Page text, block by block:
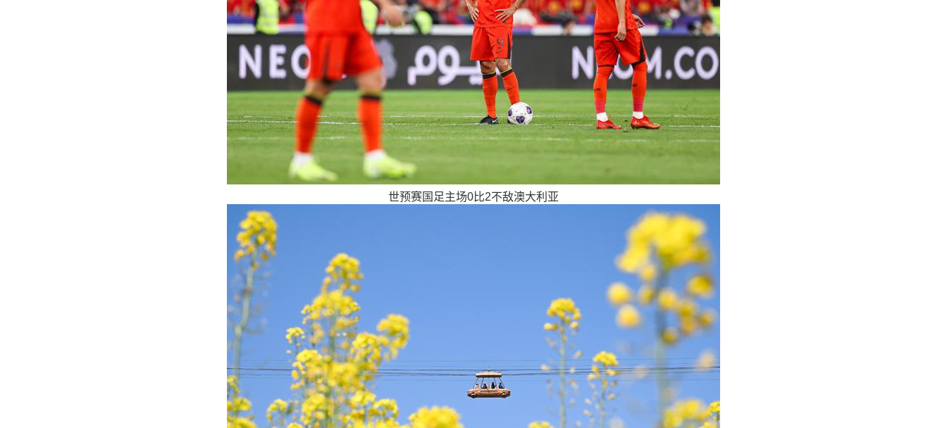
世预赛国足主场0比2不敌澳大利亚